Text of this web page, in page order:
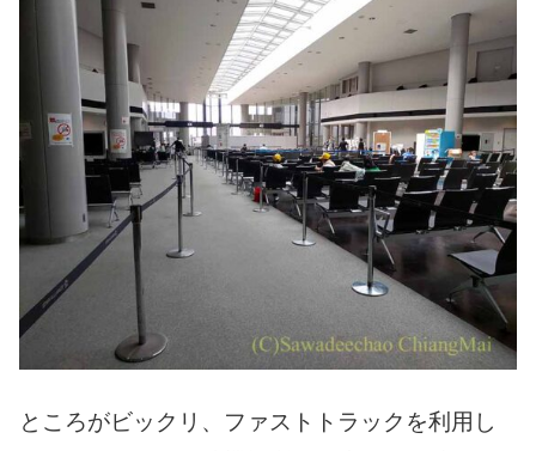
ところがビックリ、ファストトラックを利用し